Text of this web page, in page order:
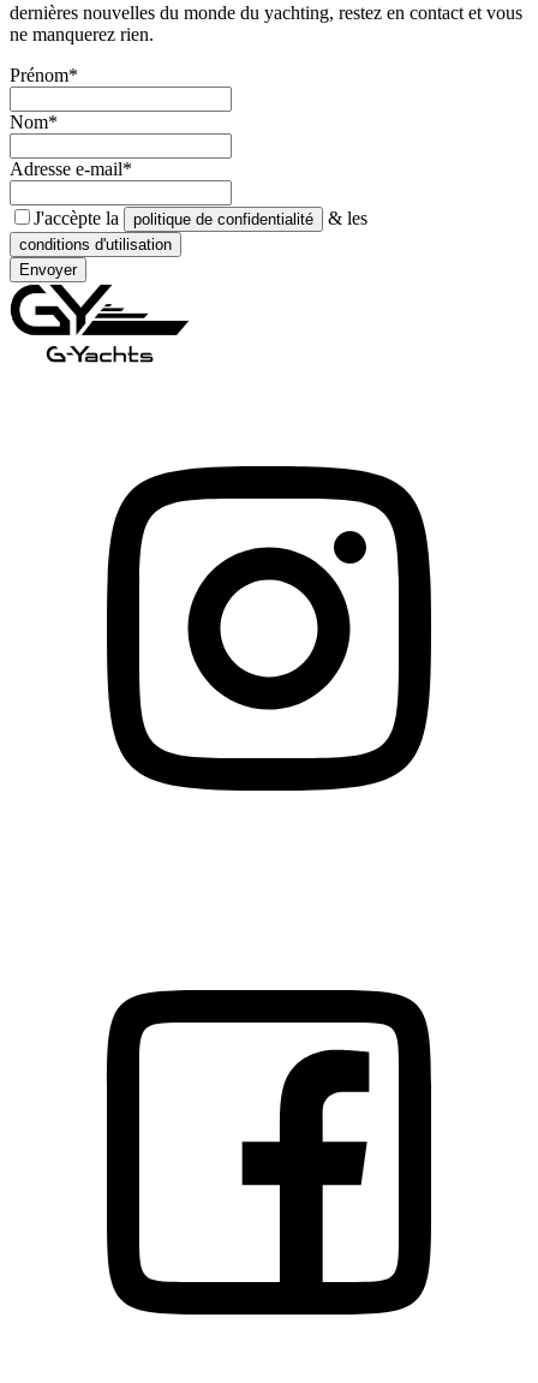
dernières nouvelles du monde du yachting, restez en contact et vous
ne manquerez rien.
Prénom*
Nom*
Adresse e-mail*
J'accèpte la politique de confidentialité & les
conditions d'utilisation
Envoyer